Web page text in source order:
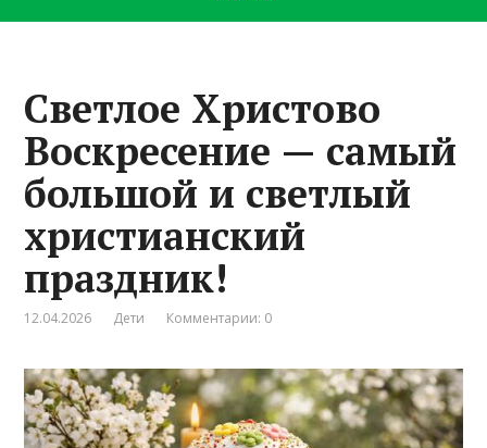
Светлое Христово
Воскресение — самый
большой и светлый
христианский
праздник!
12.04.2026 Дети Комментарии: 0